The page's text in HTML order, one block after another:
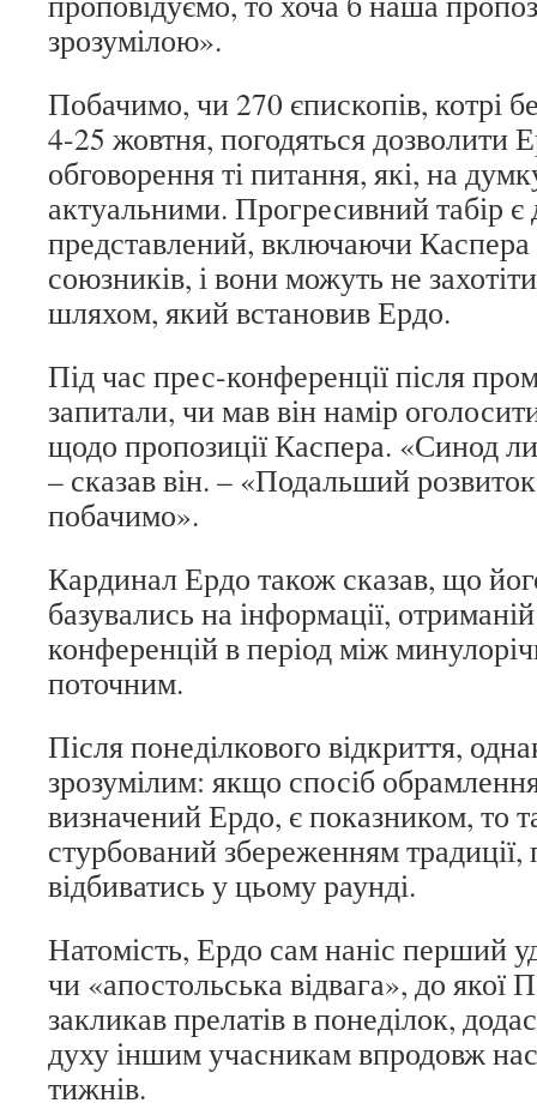
зрозумілою».
Побачимо, чи 270 єпископів, котрі
4-25 жовтня, погодяться дозволити
обговорення ті питання, які, на
актуальними. Прогресивний табір
представлений, включаючи Каспера
союзників, і вони можуть не
шляхом, який встановив Ердо.
Під час прес-конференції після
запитали, чи мав він намір
щодо пропозиції Каспера. «Синод
– сказав він. – «Подальший
побачимо».
Кардинал Ердо також сказав, що
базувались на інформації,
конференцій в період між
поточним.
Після понеділкового відкриття,
зрозумілим: якщо спосіб
визначений Ердо, є показником, то
стурбований збереженням
відбиватись у цьому раунді.
Натомість, Ердо сам наніс перший
чи «апостольська відвага», до
закликав прелатів в понеділок,
духу іншим учасникам впродовж
тижнів.